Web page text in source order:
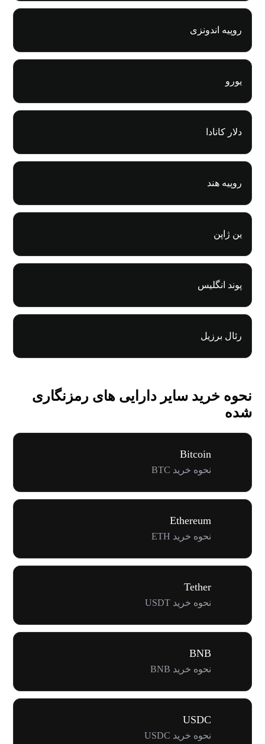
روپیه اندونزی
یورو
دلار کانادا
روپیه هند
ین ژاپن
پوند انگلیس
رئال برزیل
نحوه خرید سایر دارایی های رمزنگاری
شده
Bitcoin
نحوه خرید BTC
Ethereum
نحوه خرید ETH
Tether
نحوه خرید USDT
BNB
نحوه خرید BNB
USDC
نحوه خرید USDC